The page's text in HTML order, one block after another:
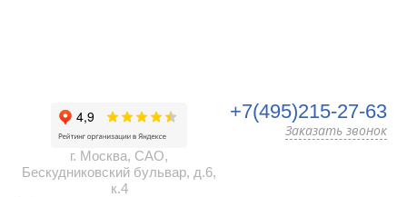
г. Москва, САО,
Бескудниковский бульвар, д.6,
к.4
+7(495)215-27-63
Заказать звонок